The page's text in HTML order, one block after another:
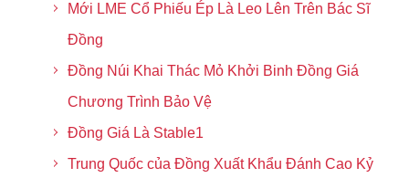
Mới LME Cổ Phiếu Ép Là Leo Lên Trên Bác Sĩ
Đồng
Đồng Núi Khai Thác Mỏ Khởi Binh Đồng Giá
Chương Trình Bảo Vệ
Đồng Giá Là Stable1
Trung Quốc của Đồng Xuất Khẩu Đánh Cao Kỷ